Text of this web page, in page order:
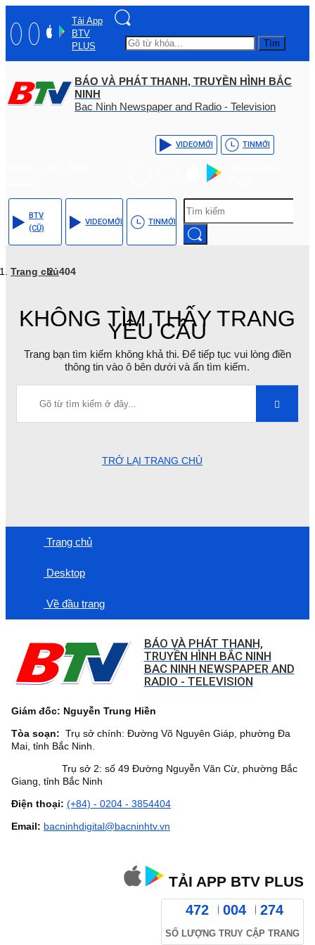
Tải App
BTV
PLUS
Tìm
BÁO VÀ PHÁT THANH, TRUYỀN HÌNH BẮC
NINH
Bac Ninh Newspaper and Radio - Television
VIDEOMỚI TINMỚI
BTV
(CŨ)
VIDEOMỚI TINMỚI
Trang chủ404
KHÔNG TÌM THẤY TRANG
YÊU CẦU
Trang bạn tìm kiếm không khả thi. Để tiếp tục vui lòng điền
thông tin vào ô bên dưới và ấn tìm kiếm.
TRỞ LẠI TRANG CHỦ
Trang chủ
Desktop
Về đầu trang
BÁO VÀ PHÁT THANH,
TRUYỀN HÌNH BẮC NINH
BAC NINH NEWSPAPER AND
RADIO - TELEVISION
Giám đốc: Nguyễn Trung Hiền
Tòa soạn: Trụ sở chính: Đường Võ Nguyên Giáp, phường Đa
Mai, tỉnh Bắc Ninh.
Trụ sở 2: số 49 Đường Nguyễn Văn Cừ, phường Bắc
Giang, tỉnh Bắc Ninh
Điện thoại: (+84) - 0204 - 3854404
Email: bacninhdigital@bacninhtv.vn
TẢI APP BTV PLUS
472 004 274
SỐ LƯỢNG TRUY CẬP TRANG